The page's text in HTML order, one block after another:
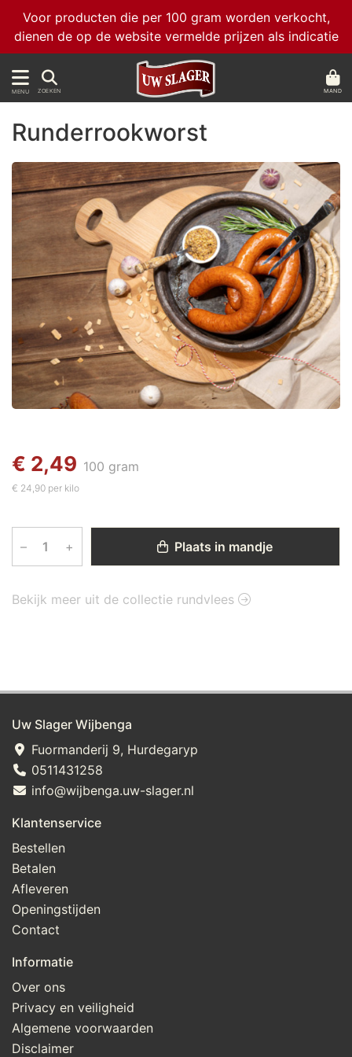
Voor producten die per 100 gram worden verkocht,
dienen de op de website vermelde prijzen als indicatie
MENU ZOEKEN MAND
Runderrookworst
€ 2,49 100 gram
€ 24,90 per kilo
– + Plaats in mandje
Bekijk meer uit de collectie rundvlees
Uw Slager Wijbenga
Fuormanderij 9, Hurdegaryp
0511431258
info@wijbenga.uw-slager.nl
Klantenservice
Bestellen
Betalen
Afleveren
Openingstijden
Contact
Informatie
Over ons
Privacy en veiligheid
Algemene voorwaarden
Disclaimer